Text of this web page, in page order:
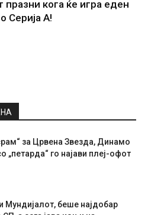
празни кога ќе игра еден
Серија А!
за Црвена Звезда, Динамо
„петарда“ го најави плеј-офот
Мундијалот, беше најдобар